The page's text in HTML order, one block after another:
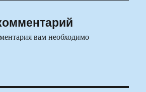
вам необходимо